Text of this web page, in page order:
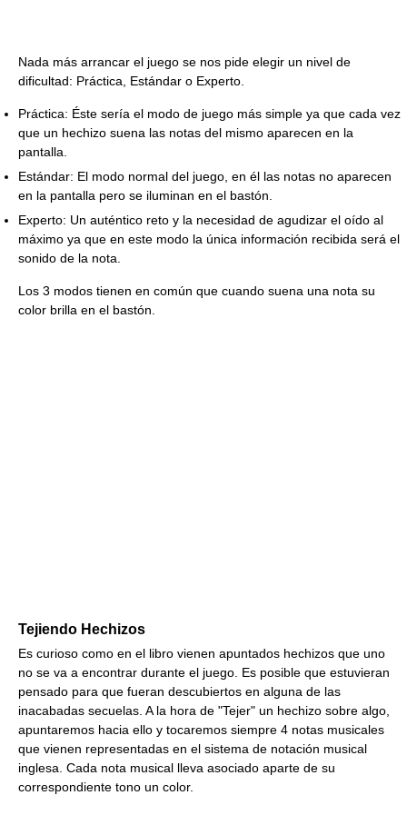
Nada más arrancar el juego se nos pide elegir un nivel de
dificultad: Práctica, Estándar o Experto.
Práctica: Éste sería el modo de juego más simple ya que cada vez
que un hechizo suena las notas del mismo aparecen en la
pantalla.
Estándar: El modo normal del juego, en él las notas no aparecen
en la pantalla pero se iluminan en el bastón.
Experto: Un auténtico reto y la necesidad de agudizar el oído al
máximo ya que en este modo la única información recibida será el
sonido de la nota.
Los 3 modos tienen en común que cuando suena una nota su
color brilla en el bastón.
Tejiendo Hechizos
Es curioso como en el libro vienen apuntados hechizos que uno
no se va a encontrar durante el juego. Es posible que estuvieran
pensado para que fueran descubiertos en alguna de las
inacabadas secuelas. A la hora de "Tejer" un hechizo sobre algo,
apuntaremos hacia ello y tocaremos siempre 4 notas musicales
que vienen representadas en el sistema de notación musical
inglesa. Cada nota musical lleva asociado aparte de su
correspondiente tono un color.